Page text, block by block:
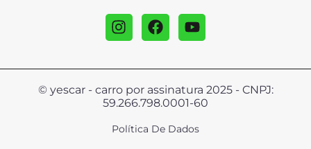
© yescar - carro por assinatura 2025 - CNPJ:
59.266.798.0001-60
Política De Dados